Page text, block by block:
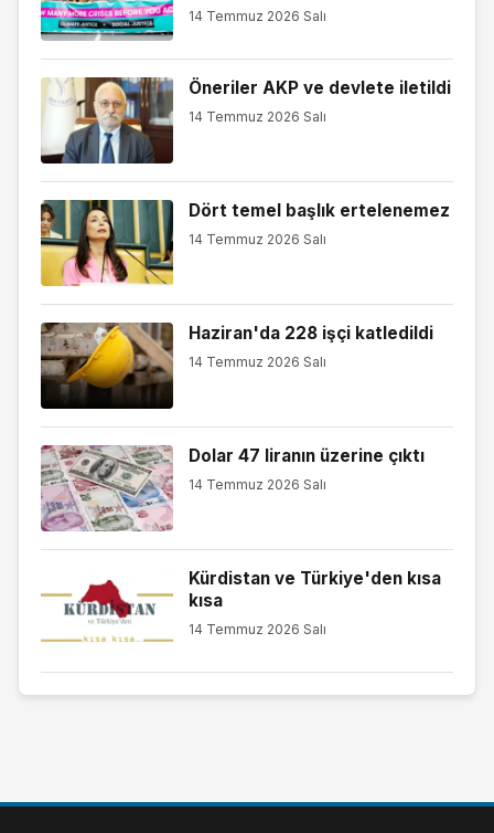
14 Temmuz 2026 Salı
Öneriler AKP ve devlete iletildi
14 Temmuz 2026 Salı
Dört temel başlık ertelenemez
14 Temmuz 2026 Salı
Haziran'da 228 işçi katledildi
14 Temmuz 2026 Salı
Dolar 47 liranın üzerine çıktı
14 Temmuz 2026 Salı
Kürdistan ve Türkiye'den kısa
kısa
14 Temmuz 2026 Salı